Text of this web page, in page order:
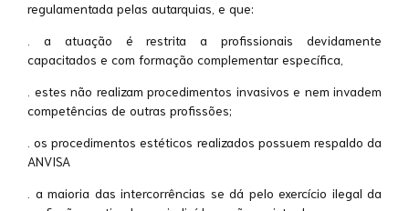
regulamentada pelas autarquias, e que:
. a atuação é restrita a profissionais devidamente
capacitados e com formação complementar específica,
. estes não realizam procedimentos invasivos e nem invadem
competências de outras profissões;
. os procedimentos estéticos realizados possuem respaldo da
ANVISA
. a maioria das intercorrências se dá pelo exercício ilegal da